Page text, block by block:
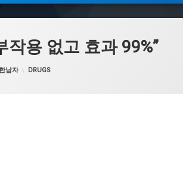
작용 없고 효과 99%”
남자 카테고리:
DRUGS